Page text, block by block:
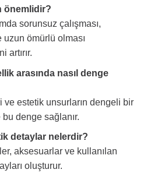
önemlidir?
sorunsuz çalışması,
ömürlü olması
artırır.
arasında nasıl denge
ve estetik unsurların dengeli bir
denge sağlanır.
detaylar nelerdir?
aksesuarlar ve kullanılan
oluşturur.